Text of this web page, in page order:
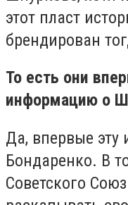
этот пласт
брендирован
То есть они
информацию о
Да, впервые
Бондаренко. В
Советского